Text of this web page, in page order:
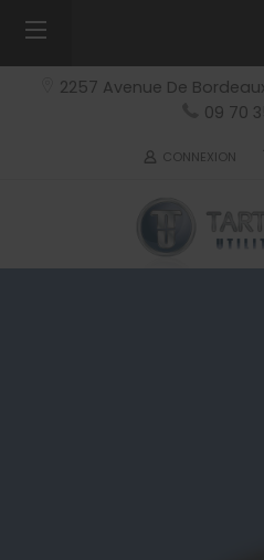
2257 Avenue De
09 70
CONNEXION